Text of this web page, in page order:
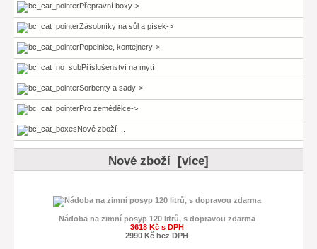
Přepravní boxy->
Zásobníky na sůl a písek->
Popelnice, kontejnery->
Příslušenství na mytí
Sorbenty a sady->
Pro zemědělce->
Nové zboží ...
Nové zboží [více]
Nádoba na zimní posyp 120 litrů, s dopravou zdarma
3618 Kč s DPH
2990 Kč bez DPH